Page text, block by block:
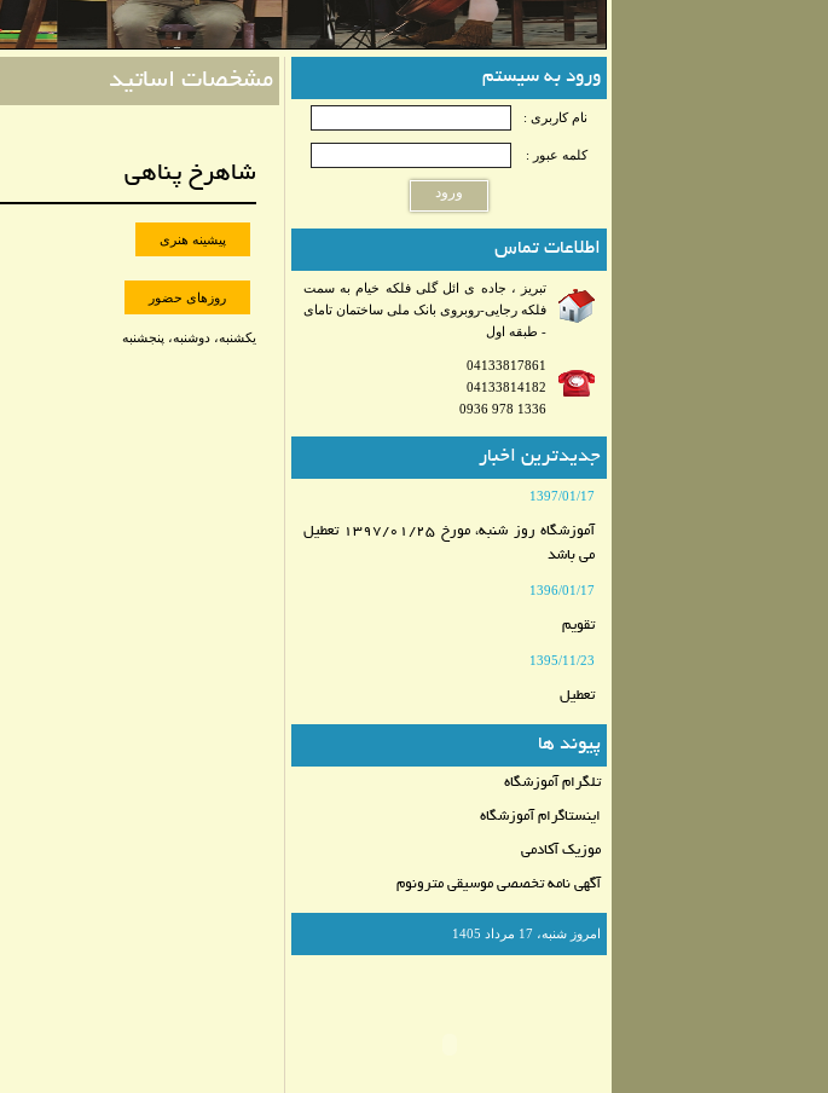
مشخصات اساتید
شاهرخ پناهی
پیشینه هنری
روزهای حضور
یکشنبه، دوشنبه، پنجشنبه
ورود به سیستم
نام کاربری :
کلمه عبور :
ورود
اطلاعات تماس
تبریز ، جاده ی ائل گلی فلکه خیام به سمت
فلکه رجایی-روبروی بانک ملی ساختمان تامای
- طبقه اول
04133817861
04133814182
0936 978 1336
جدیدترین اخبار
1397/01/17
آموزشگاه روز شنبه، مورخ 1397/01/25 تعطیل
می باشد
1396/01/17
تقویم
1395/11/23
تعطیل
پیوند ها
تلگرام آموزشگاه
اینستاگرام آموزشگاه
موزیک آکادمی
آگهی نامه تخصصی موسیقی مترونوم
امروز شنبه، 17 مرداد 1405